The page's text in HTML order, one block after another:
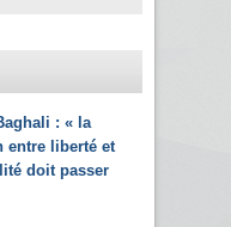
: « la
entre liberté et
doit passer